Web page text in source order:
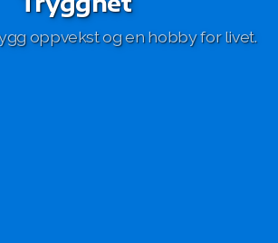
oppvekst og en hobby for livet.